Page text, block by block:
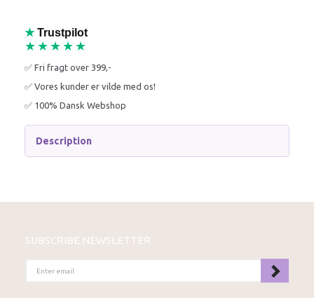
★ Trustpilot
★★★★★
✅ Fri fragt over 399,-
✅ Vores kunder er vilde med os!
✅ 100% Dansk Webshop
Description
SUBSCRIBE NEWSLETTER
EMAIL